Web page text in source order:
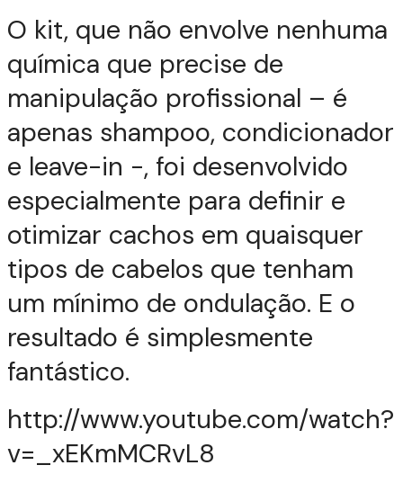
O kit, que não envolve nenhuma
química que precise de
manipulação profissional – é
apenas shampoo, condicionador
e leave-in -, foi desenvolvido
especialmente para definir e
otimizar cachos em quaisquer
tipos de cabelos que tenham
um mínimo de ondulação. E o
resultado é simplesmente
fantástico.
http://www.youtube.com/watch?
v=_xEKmMCRvL8